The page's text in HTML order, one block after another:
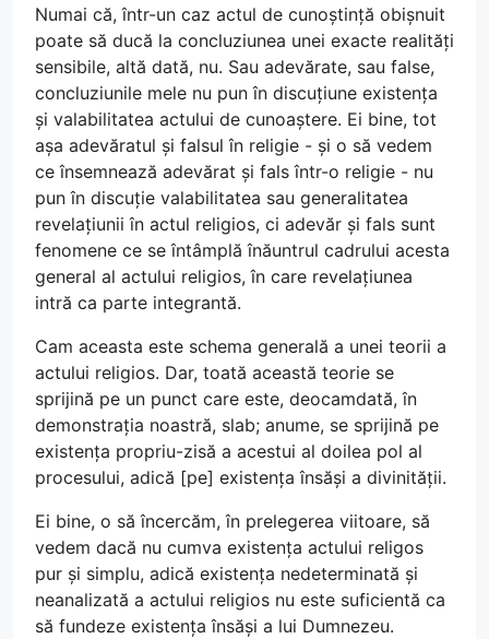
Numai că, într-un caz actul de cunoștință obișnuit
poate să ducă la concluziunea unei exacte realități
sensibile, altă dată, nu. Sau adevărate, sau false,
concluziunile mele nu pun în discuțiune existența
și valabilitatea actului de cunoaștere. Ei bine, tot
așa adevăratul și falsul în religie - și o să vedem
ce însemnează adevărat și fals într-o religie - nu
pun în discuție valabilitatea sau generalitatea
revelațiunii în actul religios, ci adevăr și fals sunt
fenomene ce se întâmplă înăuntrul cadrului acesta
general al actului religios, în care revelațiunea
intră ca parte integrantă.
Cam aceasta este schema generală a unei teorii a
actului religios. Dar, toată această teorie se
sprijină pe un punct care este, deocamdată, în
demonstrația noastră, slab; anume, se sprijină pe
existența propriu-zisă a acestui al doilea pol al
procesului, adică [pe] existența însăși a divinității.
Ei bine, o să încercăm, în prelegerea viitoare, să
vedem dacă nu cumva existența actului religos
pur și simplu, adică existența nedeterminată și
neanalizată a actului religios nu este suficientă ca
să fundeze existența însăși a lui Dumnezeu.